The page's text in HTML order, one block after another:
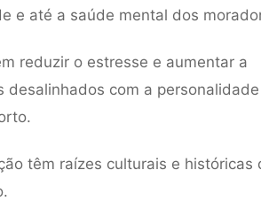
e até a saúde mental dos
reduzir o estresse e aumentar a
com a
têm raízes culturais e históricas